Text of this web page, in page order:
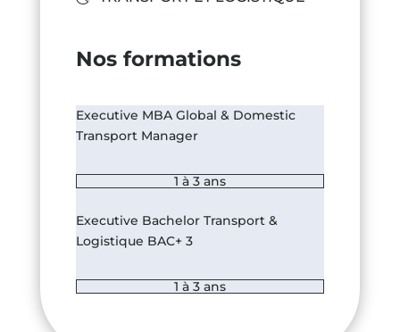
Nos formations
Executive MBA Global & Domestic
Transport Manager
1 à 3 ans
Executive Bachelor Transport &
Logistique BAC+ 3
1 à 3 ans